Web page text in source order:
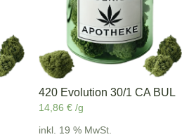
420 Evolution 30/1 CA BUL
14,86 € /g
inkl. 19 % MwSt.